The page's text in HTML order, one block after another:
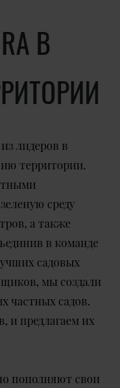
В
лидеров в
территории.
среду
а также
в команде
садовых
мы создали
частных садов.
и предлагаем их
пополняют свои